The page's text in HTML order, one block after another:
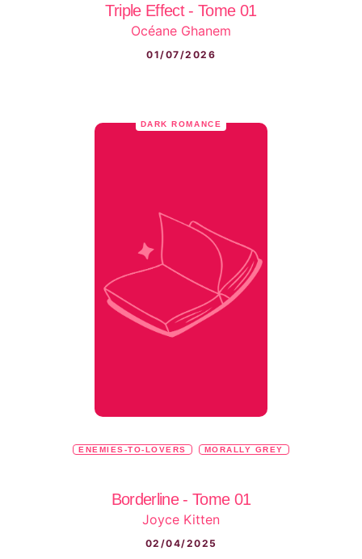
Triple Effect - Tome 01
Océane Ghanem
01/07/2026
DARK ROMANCE
ENEMIES-TO-LOVERS MORALLY GREY
Borderline - Tome 01
Joyce Kitten
02/04/2025